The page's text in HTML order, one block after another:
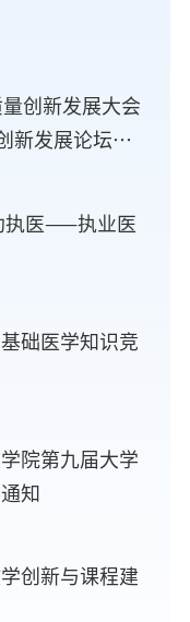
创新发展大会
新发展论坛暨
性疾病防治重
执医——执业医
础医学知识竞
院第九届大学
知
创新与课程建